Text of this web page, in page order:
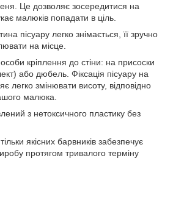
Це дозволяє зосередитися на
малюків попадати в ціль.
пісуару легко знімається, її зручно
на місце.
кріплення до стіни: на присоски
або дюбель. Фіксація пісуару на
легко змінювати висоту, відповідно
малюка.
з нетоксичного пластику без
якісних барвників забезпечує
протягом тривалого терміну